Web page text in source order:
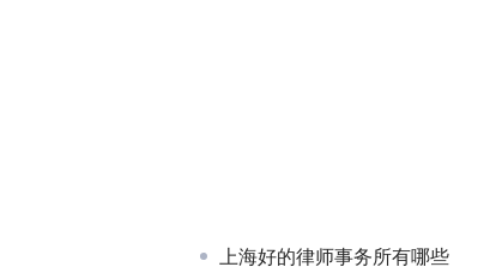
上海好的律师事务所有哪些